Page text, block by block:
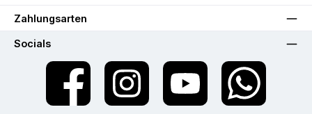
Zahlungsarten
Socials
Facebook Instagram YouTube WhatsApp